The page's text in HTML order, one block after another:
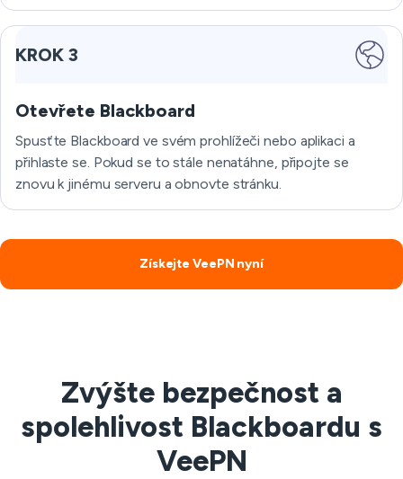
KROK 3
Otevřete Blackboard
Spusťte Blackboard ve svém prohlížeči nebo aplikaci a
přihlaste se. Pokud se to stále nenatáhne, připojte se
znovu k jinému serveru a obnovte stránku.
Získejte VeePN nyní
Zvýšte bezpečnost a
spolehlivost Blackboardu s
VeePN